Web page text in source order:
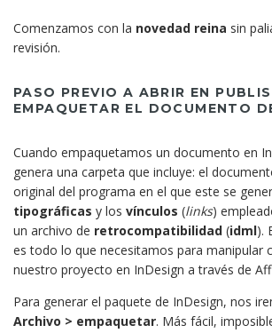
Comenzamos con la novedad reina sin
revisión.
PASO PREVIO A ABRIR EN
EMPAQUETAR EL DOCUMENTO
Cuando empaquetamos un documento en
genera una carpeta que incluye: el
original del programa en el que este se
tipográficas y los vínculos (links)
un archivo de retrocompatibilidad (idml).
es todo lo que necesitamos para manipular
nuestro proyecto en InDesign a través de
Para generar el paquete de InDesign, nos
Archivo > empaquetar. Más fácil,